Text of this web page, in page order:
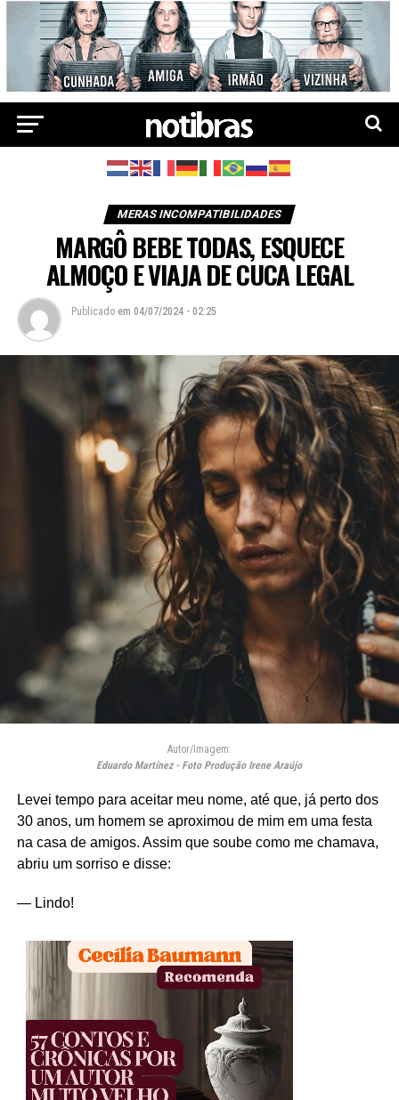
MERAS INCOMPATIBILIDADES
MARGÔ BEBE TODAS, ESQUECE
ALMOÇO E VIAJA DE CUCA LEGAL
Publicado em 04/07/2024 - 02:25
Autor/Imagem:
Eduardo Martínez - Foto Produção Irene Araújo
Levei tempo para aceitar meu nome, até que, já perto dos
30 anos, um homem se aproximou de mim em uma festa
na casa de amigos. Assim que soube como me chamava,
abriu um sorriso e disse:
— Lindo!